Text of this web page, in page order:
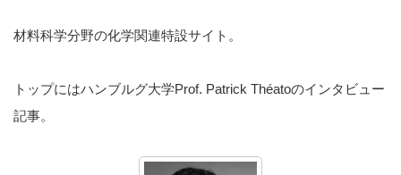
材料科学分野の化学関連特設サイト。
トップにはハンブルグ大学Prof. Patrick Théatoのインタビュー
記事。